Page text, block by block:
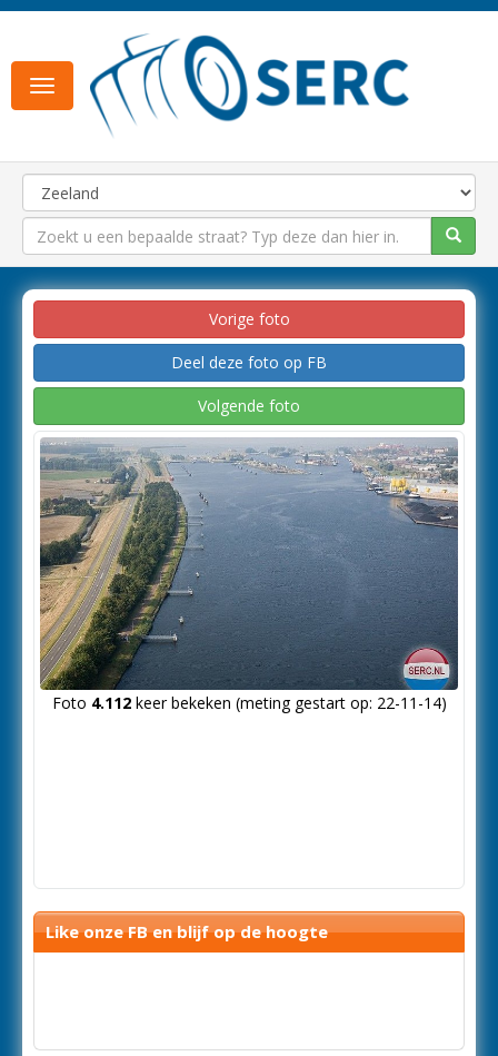
Toggle
navigation
Vorige foto
Deel deze foto op FB
Volgende foto
Foto 4.112keer bekeken (meting gestart op: 22-11-14)
Like onze FB en blijf op de hoogte